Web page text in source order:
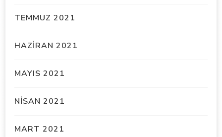
TEMMUZ 2021
HAZIRAN 2021
MAYIS 2021
NISAN 2021
MART 2021